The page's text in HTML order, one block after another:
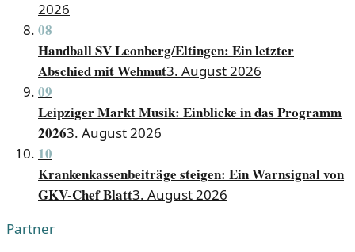
2026
08
Handball SV Leonberg/Eltingen: Ein letzter
Abschied mit Wehmut3. August 2026
09
Leipziger Markt Musik: Einblicke in das Programm
20263. August 2026
10
Krankenkassenbeiträge steigen: Ein Warnsignal von
GKV-Chef Blatt3. August 2026
Partner